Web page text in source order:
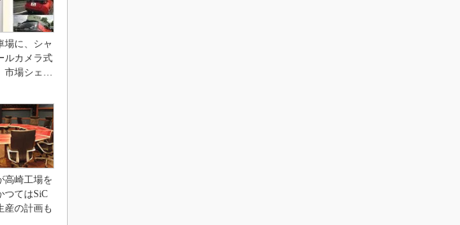
場に、シャ
ルカメラ式
場シェア
高崎工場を
つてはSiC
産の計画も